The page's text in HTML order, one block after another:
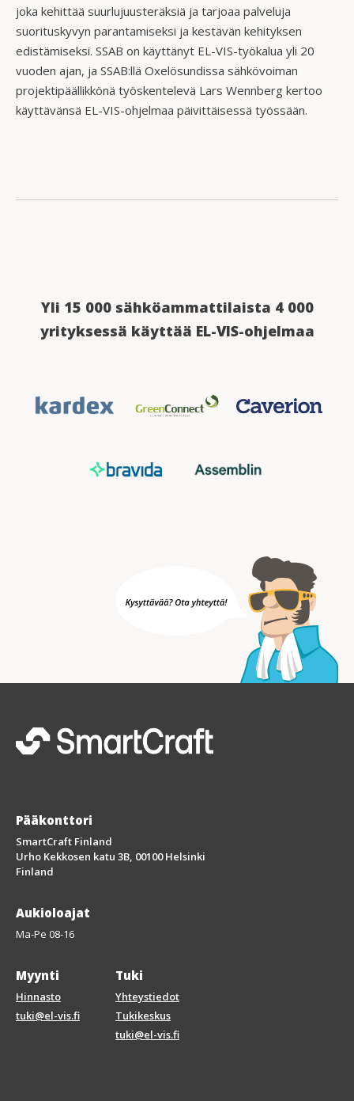
joka kehittää suurlujuusteräksiä ja tarjoaa palveluja
suorituskyvyn parantamiseksi ja kestävän kehityksen
edistämiseksi. SSAB on käyttänyt EL-VIS-työkalua yli 20
vuoden ajan, ja SSAB:llä Oxelösundissa sähkövoiman
projektipäällikkönä työskentelevä Lars Wennberg kertoo
käyttävänsä EL-VIS-ohjelmaa päivittäisessä työssään.
Yli 15 000 sähköammattilaista 4 000
yrityksessä käyttää EL-VIS-ohjelmaa
Pääkonttori
SmartCraft Finland
Urho Kekkosen katu 3B, 00100 Helsinki
Finland
Myynti
Hinnasto
tuki@el-vis.fi
Tuki
Yhteystiedot
Tukikeskus
tuki@el-vis.fi
Aukioloajat
Ma-Pe 08-16